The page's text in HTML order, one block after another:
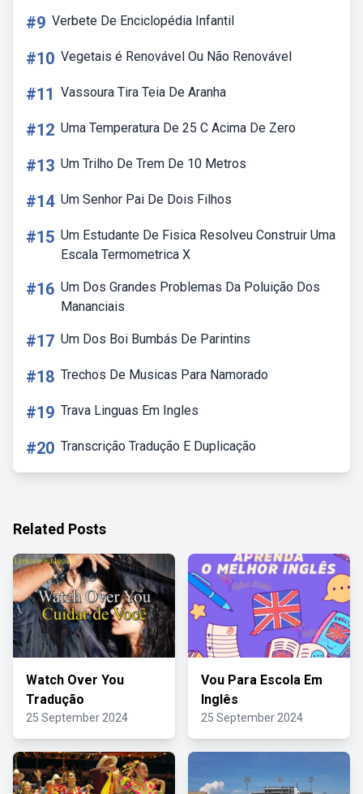
#9 Verbete De Enciclopédia Infantil
#10 Vegetais é Renovável Ou Não Renovável
#11 Vassoura Tira Teia De Aranha
#12 Uma Temperatura De 25 C Acima De Zero
#13 Um Trilho De Trem De 10 Metros
#14 Um Senhor Pai De Dois Filhos
#15 Um Estudante De Fisica Resolveu Construir Uma
Escala Termometrica X
#16 Um Dos Grandes Problemas Da Poluição Dos
Mananciais
#17 Um Dos Boi Bumbás De Parintins
#18 Trechos De Musicas Para Namorado
#19 Trava Linguas Em Ingles
#20 Transcrição Tradução E Duplicação
Related Posts
Watch Over You
Tradução
25 September 2024
Vou Para Escola Em
Inglês
25 September 2024